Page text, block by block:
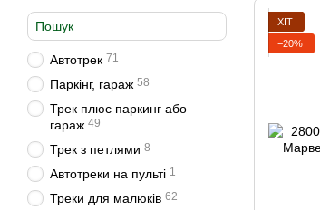
ХІТ
−20%
Автотрек 71
Паркінг, гараж 58
Трек плюс паркинг або
гараж 49
Трек з петлями 8
Автотреки на пульті 1
Треки для малюків 62